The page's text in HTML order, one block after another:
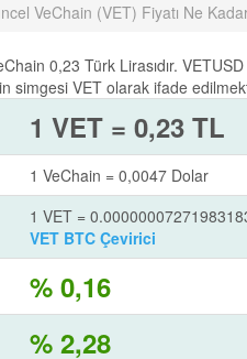
VeChain (VET) Fiyatı Ne
0,23 Türk Lirasıdır.
simgesi VET olarak ifade
1 VET = 0,23 TL
1 VeChain = 0,0047 Dolar
1 VET =
VET BTC Çevirici
% 0,16
% 2,28